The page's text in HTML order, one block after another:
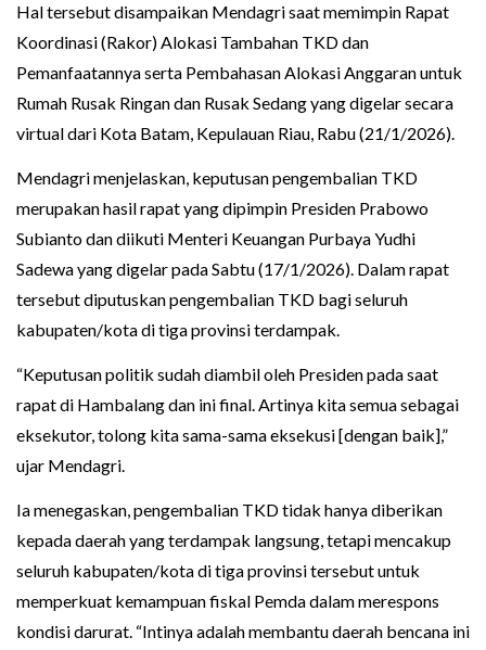
Hal tersebut disampaikan Mendagri saat memimpin Rapat
Koordinasi (Rakor) Alokasi Tambahan TKD dan
Pemanfaatannya serta Pembahasan Alokasi Anggaran untuk
Rumah Rusak Ringan dan Rusak Sedang yang digelar secara
virtual dari Kota Batam, Kepulauan Riau, Rabu (21/1/2026).
Mendagri menjelaskan, keputusan pengembalian TKD
merupakan hasil rapat yang dipimpin Presiden Prabowo
Subianto dan diikuti Menteri Keuangan Purbaya Yudhi
Sadewa yang digelar pada Sabtu (17/1/2026). Dalam rapat
tersebut diputuskan pengembalian TKD bagi seluruh
kabupaten/kota di tiga provinsi terdampak.
“Keputusan politik sudah diambil oleh Presiden pada saat
rapat di Hambalang dan ini final. Artinya kita semua sebagai
eksekutor, tolong kita sama-sama eksekusi [dengan baik],”
ujar Mendagri.
Ia menegaskan, pengembalian TKD tidak hanya diberikan
kepada daerah yang terdampak langsung, tetapi mencakup
seluruh kabupaten/kota di tiga provinsi tersebut untuk
memperkuat kemampuan fiskal Pemda dalam merespons
kondisi darurat. “Intinya adalah membantu daerah bencana ini